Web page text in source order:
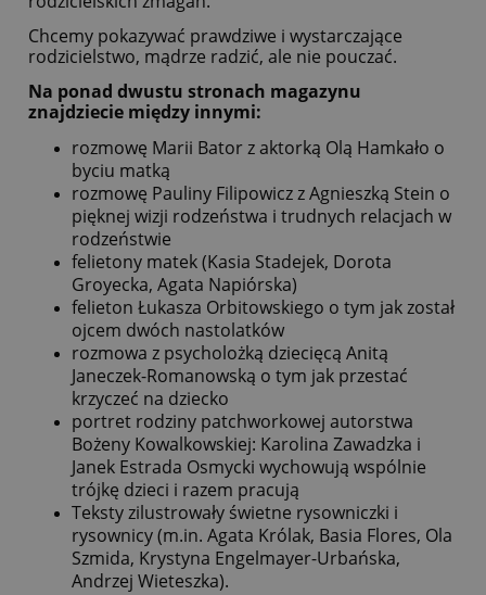
Chcemy pokazywać prawdziwe i wystarczające
rodzicielstwo, mądrze radzić, ale nie pouczać.
Na ponad dwustu stronach magazynu
znajdziecie między innymi:
rozmowę Marii Bator z aktorką Olą Hamkało o
byciu matką
rozmowę Pauliny Filipowicz z Agnieszką Stein o
pięknej wizji rodzeństwa i trudnych relacjach w
rodzeństwie
felietony matek (Kasia Stadejek, Dorota
Groyecka, Agata Napiórska)
felieton Łukasza Orbitowskiego o tym jak został
ojcem dwóch nastolatków
rozmowa z psycholożką dziecięcą Anitą
Janeczek-Romanowską o tym jak przestać
krzyczeć na dziecko
portret rodziny patchworkowej autorstwa
Bożeny Kowalkowskiej: Karolina Zawadzka i
Janek Estrada Osmycki wychowują wspólnie
trójkę dzieci i razem pracują
Teksty zilustrowały świetne rysowniczki i
rysownicy (m.in. Agata Królak, Basia Flores, Ola
Szmida, Krystyna Engelmayer-Urbańska,
Andrzej Wieteszka).